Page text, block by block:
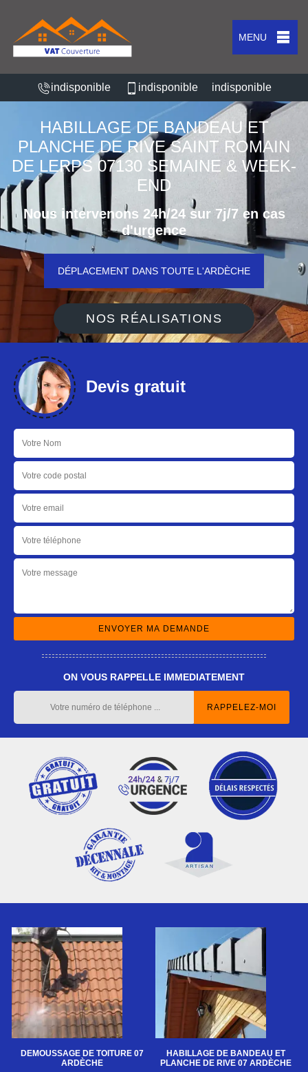
MENU
indisponible indisponible indisponible
HABILLAGE DE BANDEAU ET
PLANCHE DE RIVE SAINT ROMAIN
DE LERPS 07130 SEMAINE & WEEK-
END
Nous intervenons 24h/24 sur 7j/7 en cas
d'urgence
DÉPLACEMENT DANS TOUTE L'ARDÈCHE
NOS RÉALISATIONS
Devis gratuit
ON VOUS RAPPELLE IMMEDIATEMENT
DEMOUSSAGE DE TOITURE 07
ARDÈCHE
HABILLAGE DE BANDEAU ET
PLANCHE DE RIVE 07 ARDÈCHE